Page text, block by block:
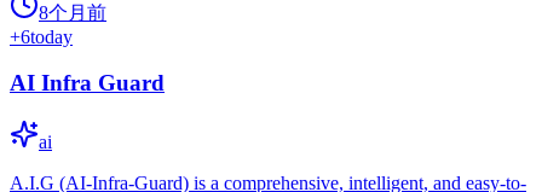
8个月前
+6today
AI Infra Guard
ai
A.I.G (AI-Infra-Guard) is a comprehensive, intelligent, and easy-to-